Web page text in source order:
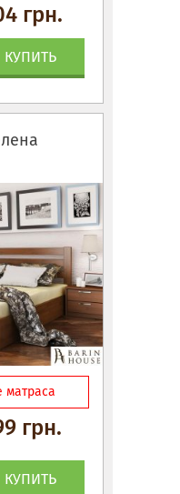
грн.
КУПИТЬ
матраса
грн.
КУПИТЬ